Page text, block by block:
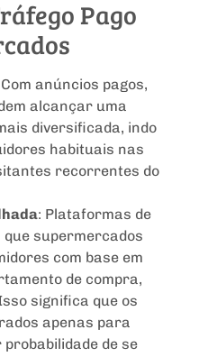
Pago
Com anúncios pagos,
alcançar uma
diversificada, indo
habituais nas
recorrentes do
: Plataformas de
supermercados
com base em
de compra,
significa que os
apenas para
de se